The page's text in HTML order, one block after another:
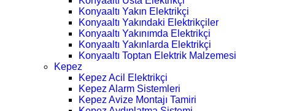
Konyaaltı Yakın Elektrikçi
Konyaaltı Yakındaki Elektrikçiler
Konyaaltı Yakınımda Elektrikçi
Konyaaltı Yakınlarda Elektrikçi
Konyaaltı Toptan Elektrik Malzemesi
Kepez
Kepez Acil Elektrikçi
Kepez Alarm Sistemleri
Kepez Avize Montajı Tamiri